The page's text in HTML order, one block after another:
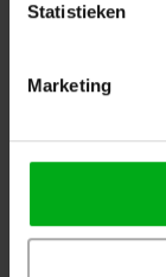
Statistieken
Marketing
Dé specialist